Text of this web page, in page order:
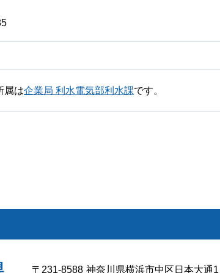
属は企業局 利水電気部利水課です。
〒231-8588 神奈川県横浜市中区日本大通1